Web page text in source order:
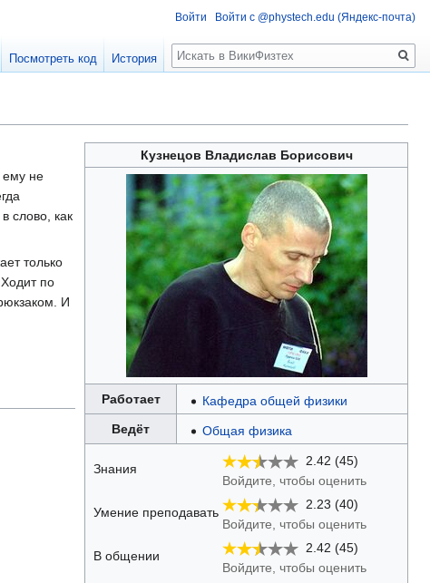
Кузнецов Владислав Борисович
Работает
Кафедра общей физики
Ведёт
Общая физика
Знания
2.42 (45)
Войдите, чтобы оценить
Умение преподавать
2.23 (40)
Войдите, чтобы оценить
В общении
2.42 (45)
Войдите, чтобы оценить
ему не
слово, как
только
по
И
Войти Войти с @phystech.edu (Яндекс-почта)
Посмотреть код История
Поиск